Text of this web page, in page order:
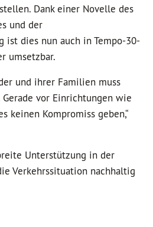
Dank einer Novelle des
und der
ist dies nun auch in Tempo-30-
umsetzbar.
und ihrer Familien muss
vor Einrichtungen wie
keinen Kompromiss geben,“
Unterstützung in der
Verkehrssituation nachhaltig